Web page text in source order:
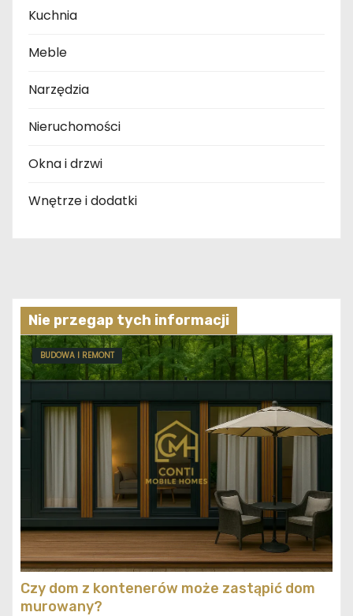
Kuchnia
Meble
Narzędzia
Nieruchomości
Okna i drzwi
Wnętrze i dodatki
Nie przegap tych informacji
BUDOWA I REMONT
Czy dom z kontenerów może zastąpić dom
murowany?